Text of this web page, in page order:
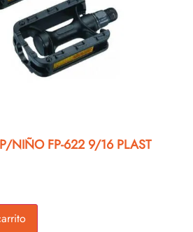
NIÑO FP-622 9/16 PLAST